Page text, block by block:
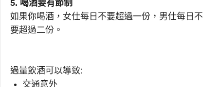
5. 喝酒要有節制
如果你喝酒，女仕每日不要超過一份，男仕每日不
要超過二份。
過量飲酒可以導致:
交通意外